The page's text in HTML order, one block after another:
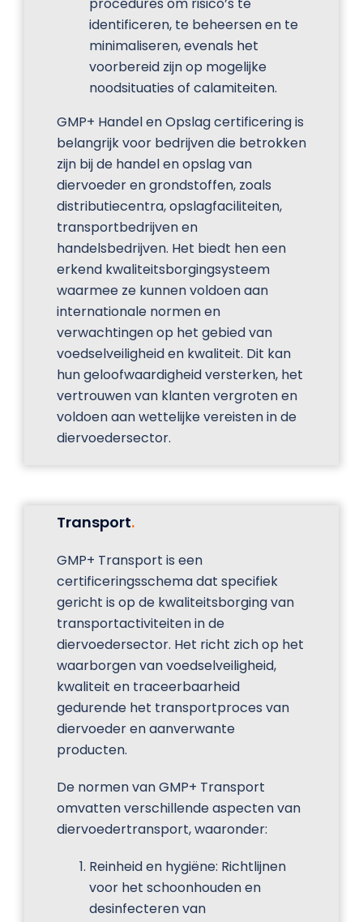
identificeren, te beheersen en te
minimaliseren, evenals het
voorbereid zijn op mogelijke
noodsituaties of calamiteiten.
GMP+ Handel en Opslag certificering is
belangrijk voor bedrijven die betrokken
zijn bij de handel en opslag van
diervoeder en grondstoffen, zoals
distributiecentra, opslagfaciliteiten,
transportbedrijven en
handelsbedrijven. Het biedt hen een
erkend kwaliteitsborgingsysteem
waarmee ze kunnen voldoen aan
internationale normen en
verwachtingen op het gebied van
voedselveiligheid en kwaliteit. Dit kan
hun geloofwaardigheid versterken, het
vertrouwen van klanten vergroten en
voldoen aan wettelijke vereisten in de
diervoedersector.
Transport.
GMP+ Transport is een
certificeringsschema dat specifiek
gericht is op de kwaliteitsborging van
transportactiviteiten in de
diervoedersector. Het richt zich op het
waarborgen van voedselveiligheid,
kwaliteit en traceerbaarheid
gedurende het transportproces van
diervoeder en aanverwante
producten.
De normen van GMP+ Transport
omvatten verschillende aspecten van
diervoedertransport, waaronder:
Reinheid en hygiëne: Richtlijnen
voor het schoonhouden en
desinfecteren van